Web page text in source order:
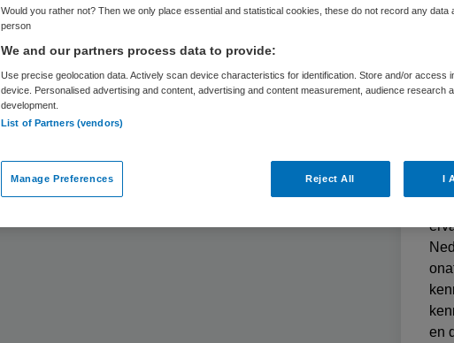
en
Would you rather not? Then we only place essential and statistical cookies, these do not record any data
person
We and our partners process data to provide:
Use precise geolocation data. Actively scan device characteristics for identification. Store and/or access
device. Personalised advertising and content, advertising and content measurement, audience research
development.
List of Partners (vendors)
Manage Preferences Reject All I